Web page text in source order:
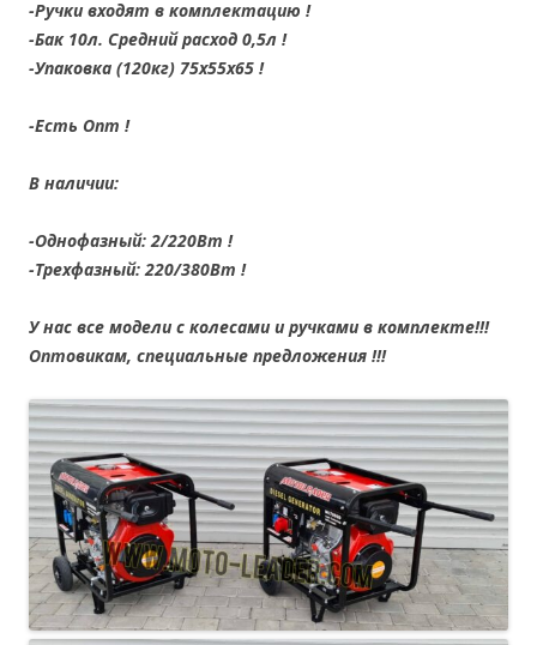
-Ручки входят в комплектацию !
-Бак 10л. Средний расход 0,5л !
-Упаковка (120кг) 75x55x65 !
-Есть Опт !
В наличии:
-Однофазный: 2/220Вт !
-Трехфазный: 220/380Вт !
У нас все модели с колесами и ручками в комплекте!!!
Оптовикам, специальные предложения !!!